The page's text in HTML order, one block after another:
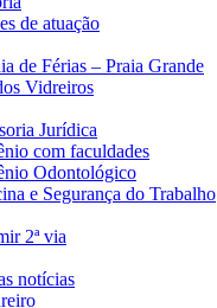
de atuação
de Férias – Praia Grande
Vidreiros
Jurídica
com faculdades
Odontológico
e Segurança do Trabalho
2ª via
notícias